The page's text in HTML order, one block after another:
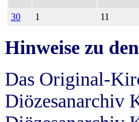
30 1 11
Hinweise zu
Das Original-
Diözesanarchiv